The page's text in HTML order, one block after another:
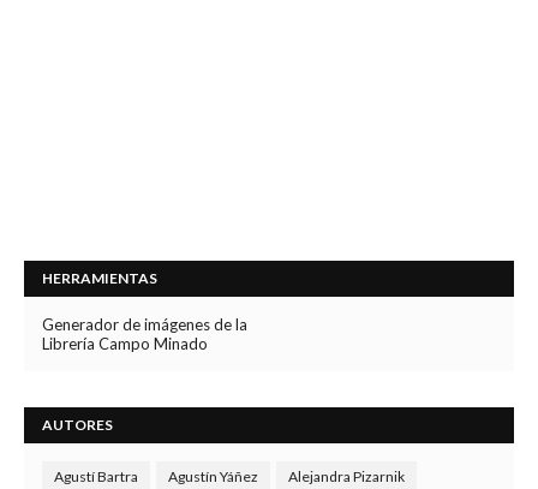
HERRAMIENTAS
Generador de imágenes de la
Librería Campo Minado
AUTORES
Agustí Bartra Agustín Yáñez Alejandra Pizarnik